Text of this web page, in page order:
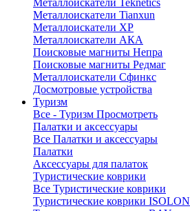
Металлоискатели Teknetics
Металлоискатели Tianxun
Металлоискатели XP
Металлоискатели АКА
Поисковые магниты Непра
Поисковые магниты Редмаг
Металлоискатели Сфинкс
Досмотровые устройства
Туризм
Все - Туризм Просмотреть
Палатки и аксессуары
Все Палатки и аксессуары
Палатки
Аксессуары для палаток
Туристические коврики
Все Туристические коврики
Туристические коврики ISOLON